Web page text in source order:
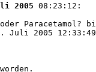
2005 08:23:12:
Paracetamol?
Juli 2005